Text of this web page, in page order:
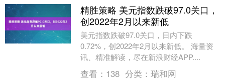
精胜策略 美元指数跌破97.0关口，
创2022年2月以来新低
美元指数跌破97.0关口，日内下跌
0.72%，创2022年2月以来新低。 海量资
讯、精准解读，尽在新浪财经APP....
查看： 138 分类： 瑞和网